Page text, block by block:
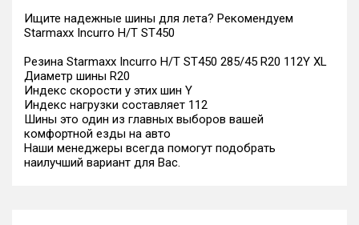
Ищите надежные шины для лета? Рекомендуем
Starmaxx Incurro H/T ST450
Резина Starmaxx Incurro H/T ST450 285/45 R20 112Y XL
Диаметр шины R20
Индекс скорости у этих шин Y
Индекс нагрузки составляет 112
Шины это один из главных выборов вашей
комфортной езды на авто
Наши менеджеры всегда помогут подобрать
наилучший вариант для Вас.